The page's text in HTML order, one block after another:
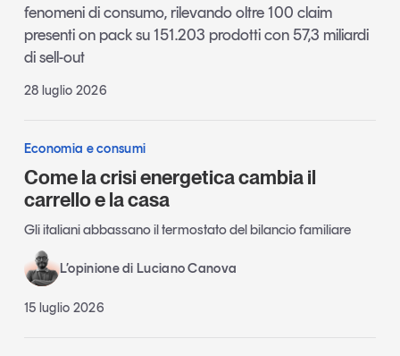
fenomeni di consumo, rilevando oltre 100 claim
presenti on pack su 151.203 prodotti con 57,3 miliardi
di sell-out
28 luglio 2026
Economia e consumi
Come la crisi energetica cambia il
carrello e la casa
Gli italiani abbassano il termostato del bilancio familiare
L’opinione di Luciano Canova
15 luglio 2026